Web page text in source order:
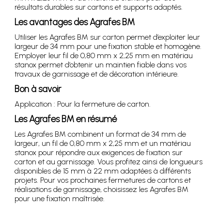
résultats durables sur cartons et supports adaptés.
Les avantages des Agrafes BM
Utiliser les Agrafes BM sur carton permet d’exploiter leur
largeur de 34 mm pour une fixation stable et homogène.
Employer leur fil de 0,80 mm x 2,25 mm en matériau
stanox permet d’obtenir un maintien fiable dans vos
travaux de garnissage et de décoration intérieure.
Bon à savoir
Application : Pour la fermeture de carton.
Les Agrafes BM en résumé
Les Agrafes BM combinent un format de 34 mm de
largeur, un fil de 0,80 mm x 2,25 mm et un matériau
stanox pour répondre aux exigences de fixation sur
carton et au garnissage. Vous profitez ainsi de longueurs
disponibles de 15 mm à 22 mm adaptées à différents
projets. Pour vos prochaines fermetures de cartons et
réalisations de garnissage, choisissez les Agrafes BM
pour une fixation maîtrisée.